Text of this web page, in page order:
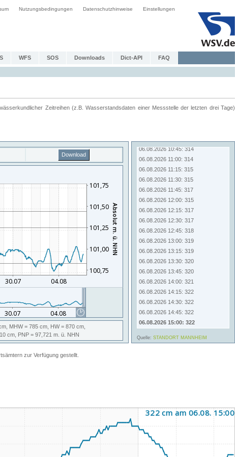
Nutzungsbedingungen Datenschutzhinweise Einstellungen
WFS SOS Downloads Dict-API FAQ
Zeitreihen (z.B. Wasserstandsdaten einer Messstelle der letzten drei Tage)